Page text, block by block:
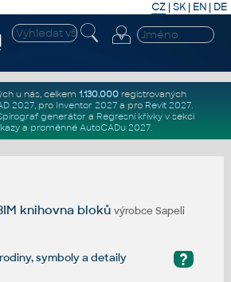
CZ | SK| EN | DE
u nás, celkem 1.130.000registrovaných
2027, pro Inventor 2027a pro Revit 2027.
generátor a Regresní křivkyv sekci
a proměnné AutoCADu 2027.
knihovna blokůvýrobce Sapeli
?
symboly a detaily